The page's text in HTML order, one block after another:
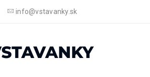
info@vstavanky.sk